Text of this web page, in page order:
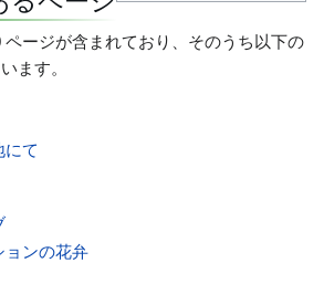
ページが含まれており、そのうち以下の
ます。
にて
ョンの花弁